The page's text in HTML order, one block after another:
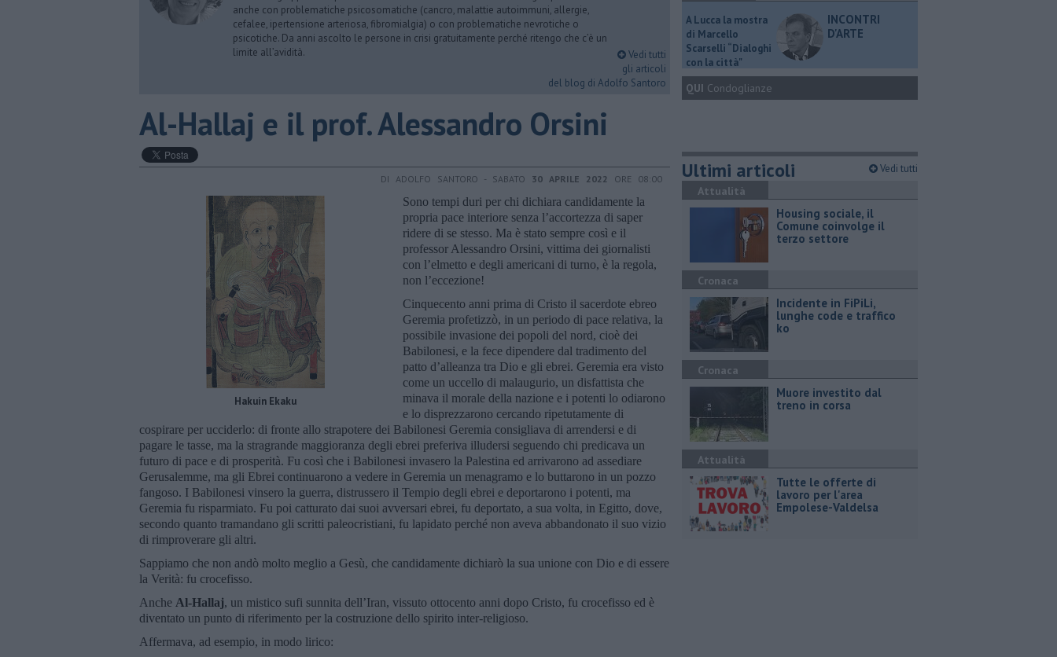
anche con problematiche psicosomatiche (cancro, malattie autoimmuni, allergie,
cefalee, ipertensione arteriosa, fibromialgia) o con problematiche nevrotiche o
psicotiche. Da anni ascolto le persone in crisi gratuitamente perché ritengo che c’è un
limite all’avidità.
Vedi tutti
gli articoli
del blog di Adolfo Santoro
Al-Hallaj e il prof. Alessandro Orsini
DI ADOLFO SANTORO - SABATO 30 APRILE 2022 ORE 08:00
Hakuin Ekaku
Sono tempi duri per chi dichiara candidamente la
propria pace interiore senza l’accortezza di saper
ridere di se stesso. Ma è stato sempre così e il
professor Alessandro Orsini, vittima dei giornalisti
con l’elmetto e degli americani di turno, è la regola,
non l’eccezione!
Cinquecento anni prima di Cristo il sacerdote ebreo
Geremia profetizzò, in un periodo di pace relativa, la
possibile invasione dei popoli del nord, cioè dei
Babilonesi, e la fece dipendere dal tradimento del
patto d’alleanza tra Dio e gli ebrei. Geremia era visto
come un uccello di malaugurio, un disfattista che
minava il morale della nazione e i potenti lo odiarono
e lo disprezzarono cercando ripetutamente di
cospirare per ucciderlo: di fronte allo strapotere dei Babilonesi Geremia consigliava di arrendersi e di
pagare le tasse, ma la stragrande maggioranza degli ebrei preferiva illudersi seguendo chi predicava un
futuro di pace e di prosperità. Fu così che i Babilonesi invasero la Palestina ed arrivarono ad assediare
Gerusalemme, ma gli Ebrei continuarono a vedere in Geremia un menagramo e lo buttarono in un pozzo
fangoso. I Babilonesi vinsero la guerra, distrussero il Tempio degli ebrei e deportarono i potenti, ma
Geremia fu risparmiato. Fu poi catturato dai suoi avversari ebrei, fu deportato, a sua volta, in Egitto, dove,
secondo quanto tramandano gli scritti paleocristiani, fu lapidato perché non aveva abbandonato il suo vizio
di rimproverare gli altri.
Sappiamo che non andò molto meglio a Gesù, che candidamente dichiarò la sua unione con Dio e di essere
la Verità: fu crocefisso.
Anche Al-Hallaj, un mistico sufi sunnita dell’Iran, vissuto ottocento anni dopo Cristo, fu crocefisso ed è
diventato un punto di riferimento per la costruzione dello spirito inter-religioso.
Affermava, ad esempio, in modo lirico:
A Lucca la mostra
di Marcello
Scarselli “Dialoghi
con la città"
INCONTRI
D'ARTE
QUI Condoglianze
Ultimi articoli Vedi tutti
Attualità
​Housing sociale, il
Comune coinvolge il
terzo settore
Cronaca
Incidente in FiPiLi,
lunghe code e traffico
ko
Cronaca
Muore investito dal
treno in corsa
Attualità
​Tutte le offerte di
lavoro per l'area
Empolese-Valdelsa